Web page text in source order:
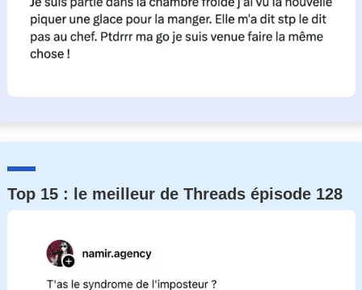
Top 15 : le meilleur de Threads épisode 128